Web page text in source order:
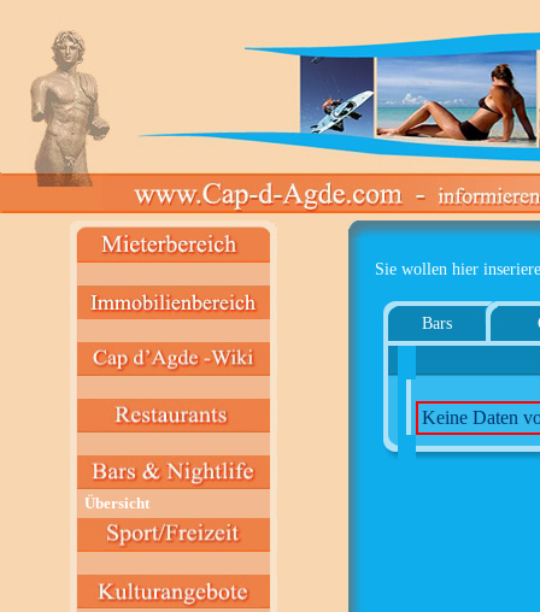
Übersicht
Sie wollen hier
Bars
Keine Daten